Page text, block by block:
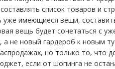
список товаров и
уже имеющиеся вещи,
вещь будет сочетаться с
а не новый гардероб к новым
но только то, что
если от шопинга не